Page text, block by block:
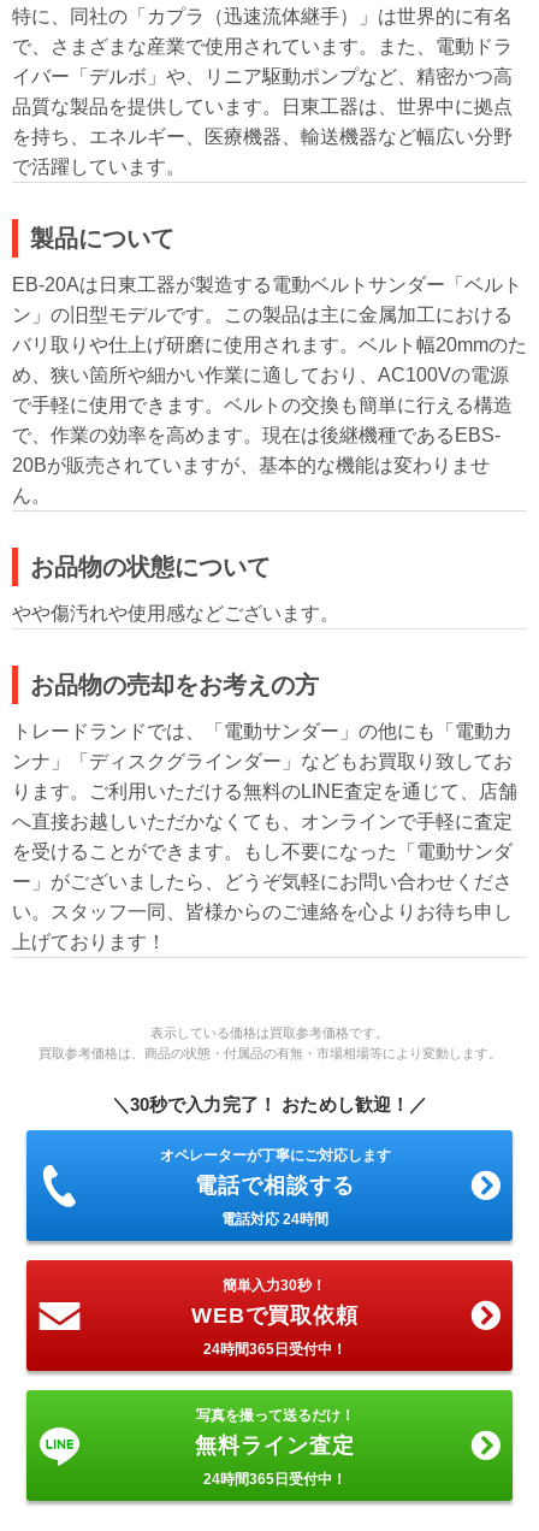
特に、同社の「カプラ（迅速流体継手）」は世界的に有名
で、さまざまな産業で使用されています。また、電動ドラ
イバー「デルボ」や、リニア駆動ポンプなど、精密かつ高
品質な製品を提供しています。日東工器は、世界中に拠点
を持ち、エネルギー、医療機器、輸送機器など幅広い分野
で活躍しています。
製品について
EB-20Aは日東工器が製造する電動ベルトサンダー「ベルト
ン」の旧型モデルです。この製品は主に金属加工における
バリ取りや仕上げ研磨に使用されます。ベルト幅20mmのた
め、狭い箇所や細かい作業に適しており、AC100Vの電源
で手軽に使用できます。ベルトの交換も簡単に行える構造
で、作業の効率を高めます。現在は後継機種であるEBS-
20Bが販売されていますが、基本的な機能は変わりませ
ん。
お品物の状態について
やや傷汚れや使用感などございます。
お品物の売却をお考えの方
トレードランドでは、「電動サンダー」の他にも「電動カ
ンナ」「ディスクグラインダー」などもお買取り致してお
ります。ご利用いただける無料のLINE査定を通じて、店舗
へ直接お越しいただかなくても、オンラインで手軽に査定
を受けることができます。もし不要になった「電動サンダ
ー」がございましたら、どうぞ気軽にお問い合わせくださ
い。スタッフ一同、皆様からのご連絡を心よりお待ち申し
上げております！
表示している価格は買取参考価格です。
買取参考価格は、商品の状態・付属品の有無・市場相場等により変動します。
＼30秒で入力完了！ おためし歓迎！／
オペレーターが丁寧にご対応します
電話で相談する
電話対応 24時間
簡単入力30秒！
WEBで買取依頼
24時間365日受付中！
写真を撮って送るだけ！
無料ライン査定
24時間365日受付中！